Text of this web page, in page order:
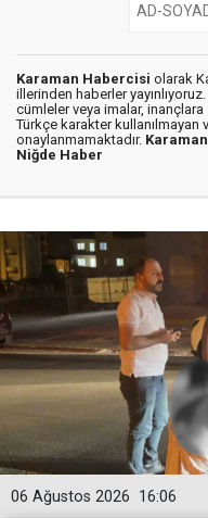
Karaman Habercisi olarak
illerinden haberler
cümleler veya imalar, inançlara
Türkçe karakter kullanılmayan
onaylanmamaktadır.
Niğde Haber
16:06
06 Ağustos 2026